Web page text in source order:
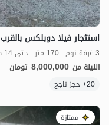
استئجار فيلا دوبلكس
3 غرفة نوم . 170 متر . حتى 14 ضيف
الليلة من 8,000,000 تومان
20+ حجز ناجح
ممتازة